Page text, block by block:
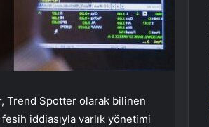
Trend Spotter olarak bilinen
iddiasıyla varlık yönetimi